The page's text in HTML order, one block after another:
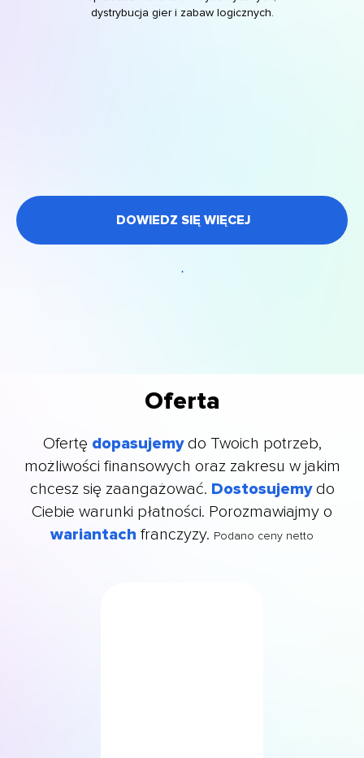
dystrybucja gier i zabaw logicznych.
DOWIEDZ SIĘ WIĘCEJ
Oferta
Ofertę dopasujemydo Twoich potrzeb,
możliwości finansowych oraz zakresu w jakim
chcesz się zaangażować. Dostosujemydo
Ciebie warunki płatności. Porozmawiajmy o
wariantach franczyzy. Podano ceny netto